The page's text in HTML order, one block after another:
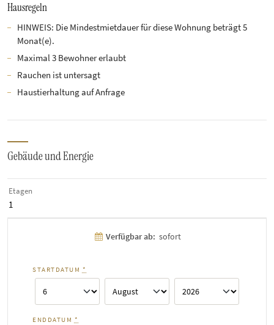
Hausregeln
HINWEIS: Die Mindestmietdauer für diese Wohnung beträgt 5
Monat(e).
Maximal 3 Bewohner erlaubt
Rauchen ist untersagt
Haustierhaltung auf Anfrage
Gebäude und Energie
Etagen
1
Verfügbar ab: sofort
STARTDATUM *
ENDDATUM *